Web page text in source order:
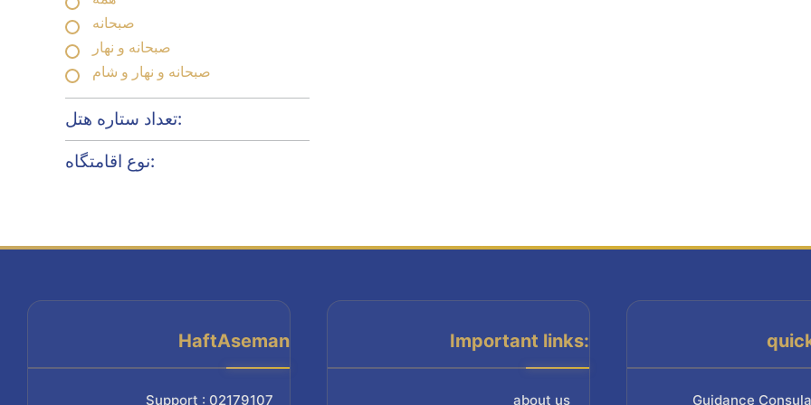
صبحانه
صبحانه و نهار
صبحانه و نهار و شام
تعداد ستاره هتل:
نوع اقامتگاه:
HaftAseman
Support : 02179107
Important links:
about us Guidance